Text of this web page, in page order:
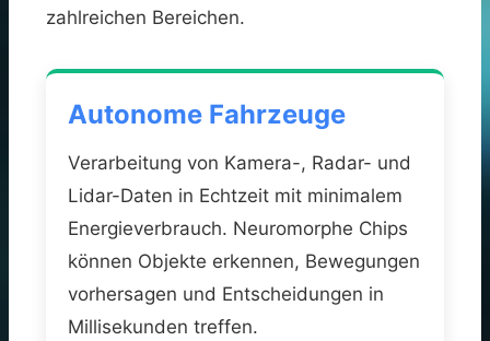
zahlreichen Bereichen.
Autonome Fahrzeuge
Verarbeitung von Kamera-, Radar- und
Lidar-Daten in Echtzeit mit minimalem
Energieverbrauch. Neuromorphe Chips
können Objekte erkennen, Bewegungen
vorhersagen und Entscheidungen in
Millisekunden treffen.